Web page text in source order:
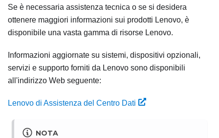
Se è necessaria assistenza tecnica o se si desidera
ottenere maggiori informazioni sui prodotti Lenovo, è
disponibile una vasta gamma di risorse Lenovo.
Informazioni aggiornate su sistemi, dispositivi opzionali,
servizi e supporto forniti da Lenovo sono disponibili
all'indirizzo Web seguente:
Lenovo di Assistenza del Centro Dati
NOTA